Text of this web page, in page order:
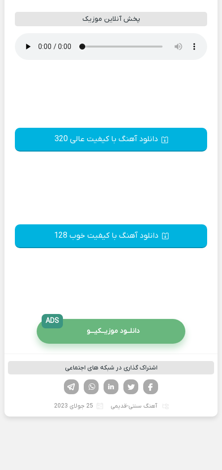
پخش آنلاین موزیک
دانلود آهنگ با کیفیت عالی 320
دانلود آهنگ با کیفیت خوب 128
دانلــود موزیــکیـــو
ADS
اشتراک گذاری در شبکه های اجتماعی
لینکدین تویتر
فیسوک
آهنگ سنتی-قدیمی 25 جولای 2023